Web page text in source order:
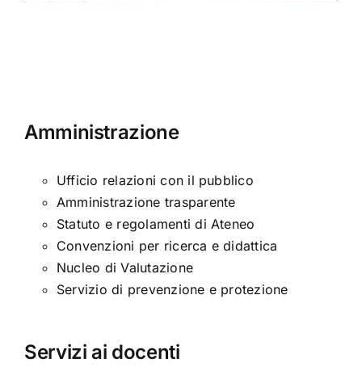
Amministrazione
Ufficio relazioni con il pubblico
Amministrazione trasparente
Statuto e regolamenti di Ateneo
Convenzioni per ricerca e didattica
Nucleo di Valutazione
Servizio di prevenzione e protezione
Servizi ai docenti